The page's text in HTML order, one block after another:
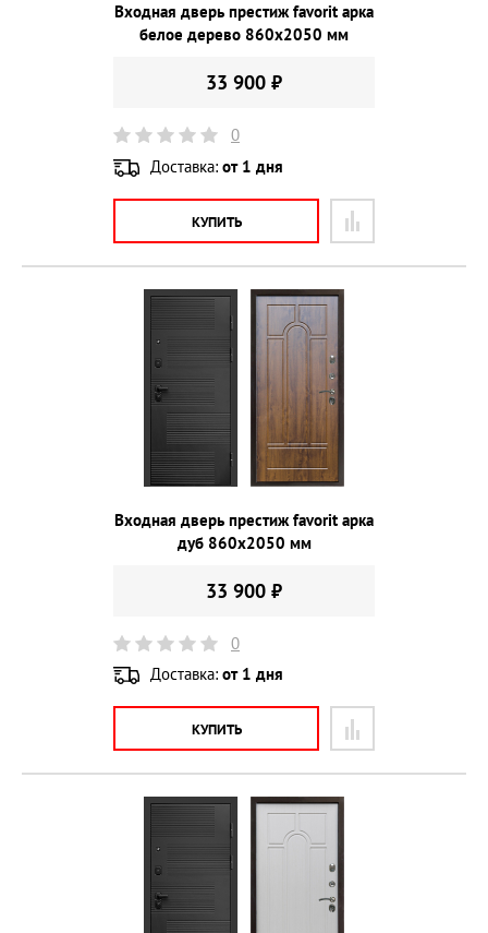
Входная дверь престиж favorit арка
белое дерево 860х2050 мм
33 900 ₽
0
Доставка: от 1 дня
КУПИТЬ
Входная дверь престиж favorit арка
дуб 860х2050 мм
33 900 ₽
0
Доставка: от 1 дня
КУПИТЬ